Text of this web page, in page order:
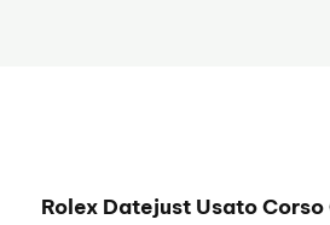
Rolex Datejust Usato Corso